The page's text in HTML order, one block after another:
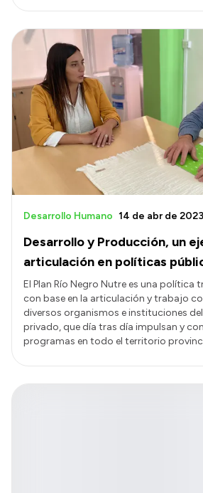
Desarrollo y Producción, un
articulación en políticas
Desarrollo Humano 14 de abr de 2023
El Plan Río Negro Nutre es una política
con base en la articulación y trabajo
diversos organismos e instituciones
privado, que día tras día impulsan y
programas en todo el territorio